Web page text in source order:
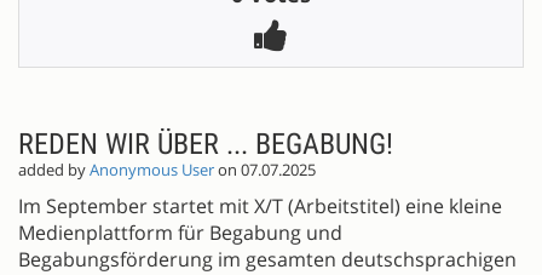
REDEN WIR ÜBER ... BEGABUNG!
added byAnonymous Useron 07.07.2025
Im September startet mit X/T (Arbeitstitel) eine kleine
Medienplattform für Begabung und
Begabungsförderung im gesamten deutschsprachigen